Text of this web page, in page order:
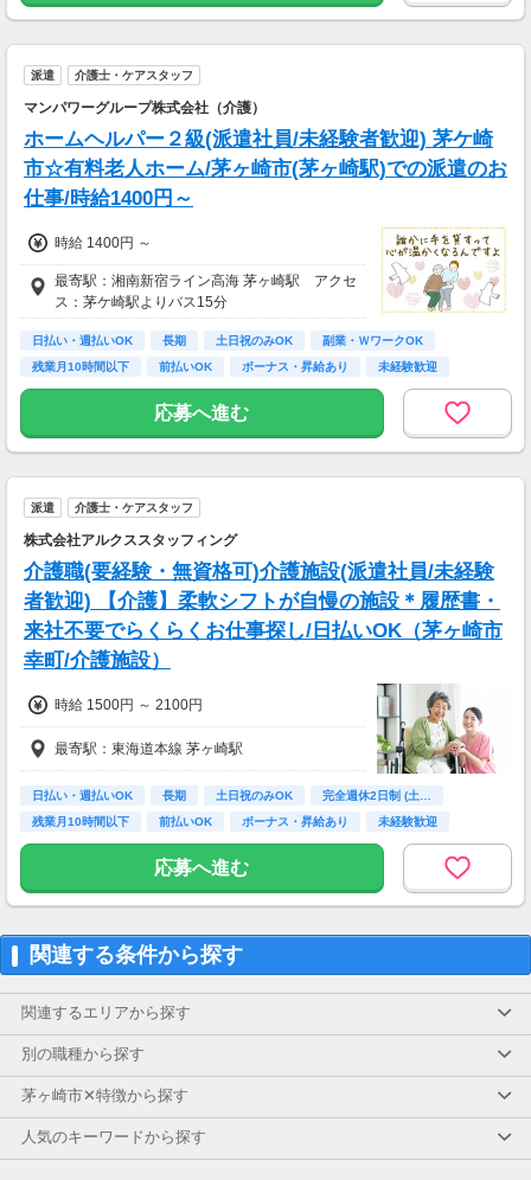
派遣 介護士・ケアスタッフ
マンパワーグループ株式会社（介護）
ホームヘルパー２級(派遣社員/未経験者歓迎) 茅ケ崎
市☆有料老人ホーム/茅ヶ崎市(茅ヶ崎駅)での派遣のお
仕事/時給1400円～
時給 1400円 ～
最寄駅：湘南新宿ライン高海 茅ヶ崎駅 アクセ
ス：茅ケ崎駅よりバス15分
日払い・週払いOK 長期 土日祝のみOK
副業・ＷワークOK
残業月10時間以下
前払いOK ボーナス・昇給あり
未経験歓迎
主婦(夫)歓迎
応募へ進む
派遣 介護士・ケアスタッフ
株式会社アルクススタッフィング
介護職(要経験・無資格可)介護施設(派遣社員/未経験
者歓迎) 【介護】柔軟シフトが自慢の施設＊履歴書・
来社不要でらくらくお仕事探し/日払いOK（茅ヶ崎市
幸町/介護施設）
時給 1500円 ～ 2100円
最寄駅：東海道本線 茅ヶ崎駅
日払い・週払いOK 長期 土日祝のみOK
完全週休2日制 (土…
残業月10時間以下
前払いOK ボーナス・昇給あり
未経験歓迎
主婦(夫)歓迎
応募へ進む
関連する条件から探す
関連するエリアから探す
別の職種から探す
茅ヶ崎市✕特徴から探す
人気のキーワードから探す